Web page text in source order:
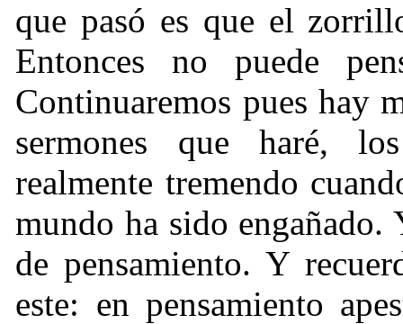
que pasó es que el
Entonces no puede
Continuaremos pues hay
sermones que haré,
realmente tremendo
mundo ha sido engañado.
de pensamiento. Y
este: en pensamiento